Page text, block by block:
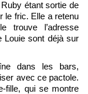
étant sortie de
le fric. Elle a retenu
trouve l’adresse
Louie sont déjà sur
dans les bars,
avec ce pactole.
fille, qui se montre